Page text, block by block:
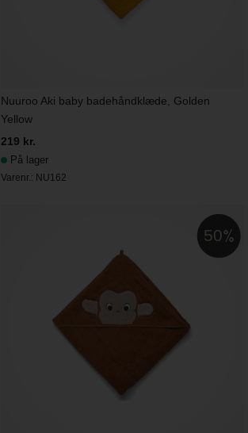
Nuuroo Aki baby badehåndklæde, Golden
Yellow
219 kr.
På lager
Varenr.: NU162
50